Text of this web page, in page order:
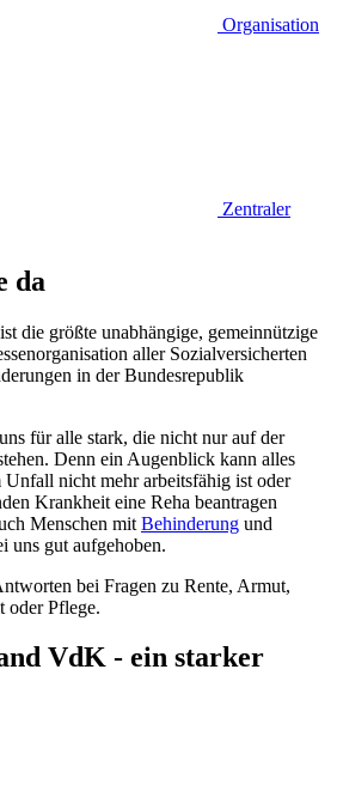
Organisation
Zentraler
da
die größte unabhängige, gemeinnützige
aller Sozialversicherten
in der Bundesrepublik
für alle stark, die nicht nur auf der
Denn ein Augenblick kann alles
Unfall nicht mehr arbeitsfähig ist oder
Krankheit eine Reha beantragen
Menschen mit Behinderung und
uns gut aufgehoben.
bei Fragen zu Rente, Armut,
oder Pflege.
VdK - ein starker